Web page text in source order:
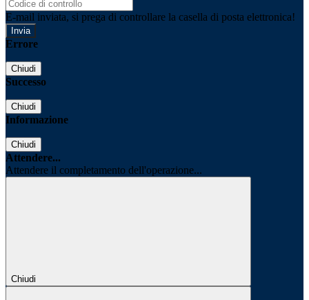
E-mail inviata, si prega di controllare la casella di posta elettronica!
Errore
Chiudi
Successo
Chiudi
Informazione
Chiudi
Attendere...
Attendere il completamento dell'operazione...
Chiudi